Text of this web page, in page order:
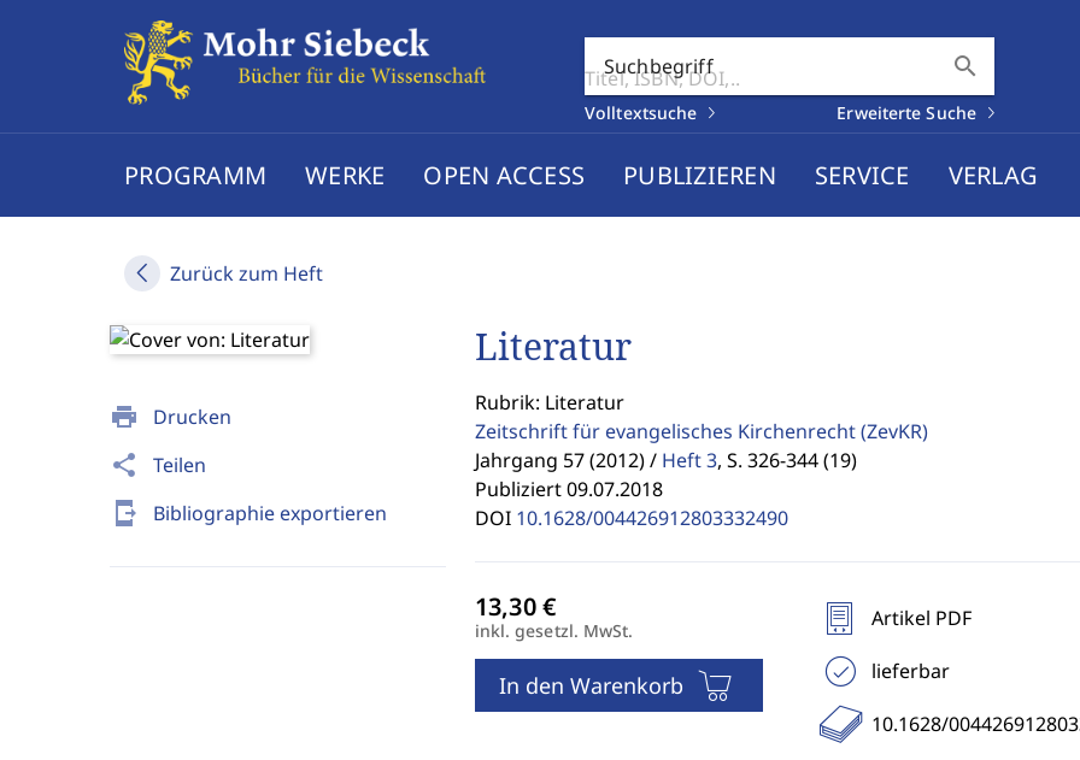
Suchbegriff search
Volltextsuche Erweiterte Suche
PROGRAMM WERKE OPEN ACCESS PUBLIZIEREN SERVICE VERLAG
Zurück zum Heft
print Drucken
share Teilen
send_to_mobile Bibliographie exportieren
Literatur
Rubrik: Literatur
Zeitschrift für evangelisches Kirchenrecht(ZevKR)
Jahrgang 57 (2012) / Heft 3, S. 326-344 (19)
Publiziert 09.07.2018
DOI 10.1628/004426912803332490
inkl. gesetzl. MwSt.
In den Warenkorb
Artikel PDF
lieferbar
10.1628/